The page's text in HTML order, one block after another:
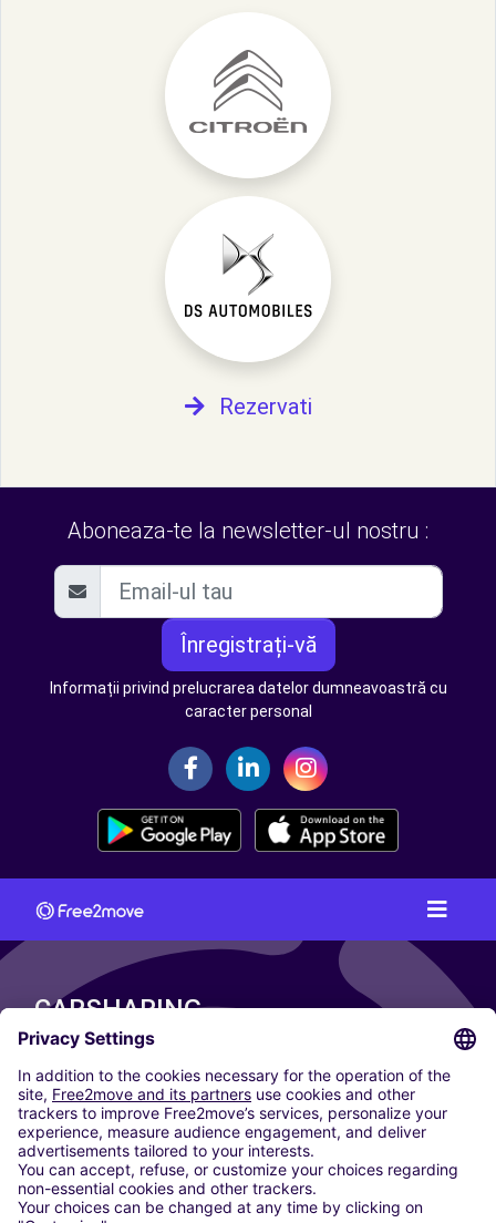
Rezervati
Aboneaza-te la newsletter-ul nostru :
Înregistrați-vă
Informații privind prelucrarea datelor dumneavoastră cu
caracter personal
CARSHARING
ORAȘELE NOASTRE
Paris
Madrid
Washington DC
Milan
Rome
Turin
Vienna